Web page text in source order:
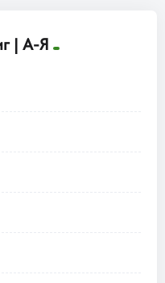
| А-Я